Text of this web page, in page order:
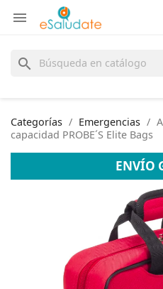

search
Categorías Emergencias
capacidad PROBE´S Elite Bags
ENVÍO